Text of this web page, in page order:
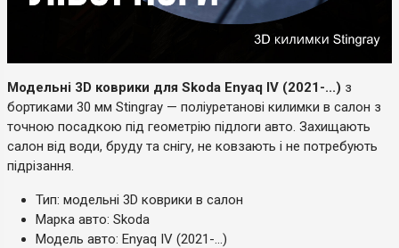
Модельні 3D коврики для Skoda Enyaq IV (2021-...) з
бортиками 30 мм Stingray — поліуретанові килимки в салон з
точною посадкою під геометрію підлоги авто. Захищають
салон від води, бруду та снігу, не ковзають і не потребують
підрізання.
Тип: модельні 3D коврики в салон
Марка авто: Skoda
Модель авто: Enyaq IV (2021-...)